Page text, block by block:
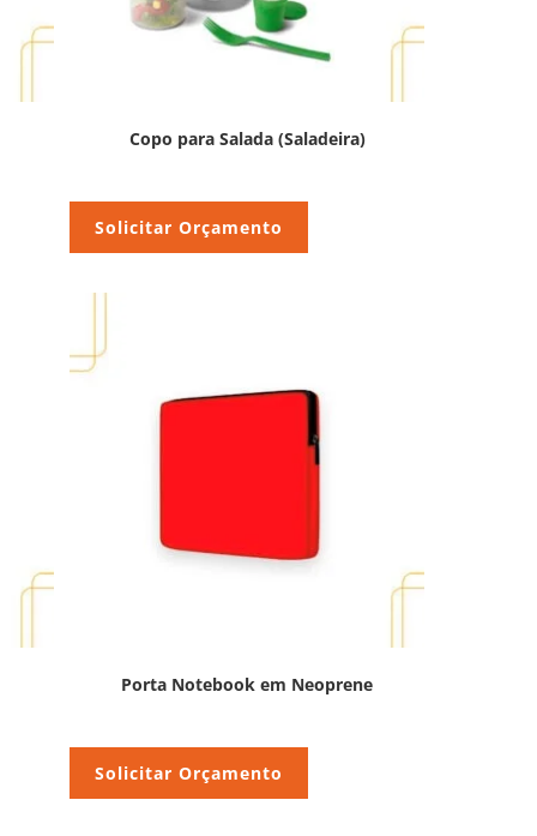
Copo para Salada (Saladeira)
Solicitar Orçamento
Porta Notebook em Neoprene
Solicitar Orçamento